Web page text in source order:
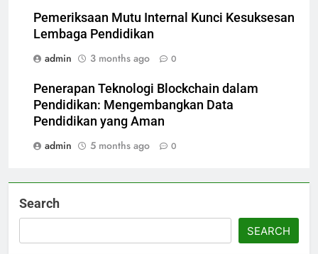
Pemeriksaan Mutu Internal Kunci Kesuksesan
Lembaga Pendidikan
admin
3 months ago 0
Penerapan Teknologi Blockchain dalam
Pendidikan: Mengembangkan Data
Pendidikan yang Aman
admin
5 months ago 0
Search
SEARCH